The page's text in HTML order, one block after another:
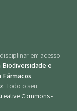
em acesso
Biodiversidade e
. Todo o seu
Commons -